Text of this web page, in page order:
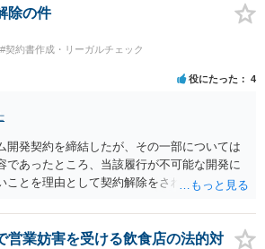
除の件
#契約書作成・リーガルチェック
役にたった 4
開発契約を締結したが、その一部については
であったところ、当該履行が不可能な開発に
ことを理由として契約解除をされた。そこ
しました。 まず、「物理的にできない開発で
うに伝えられ」とのことですが、「物理的に
営業妨害を受ける飲食店の法的対